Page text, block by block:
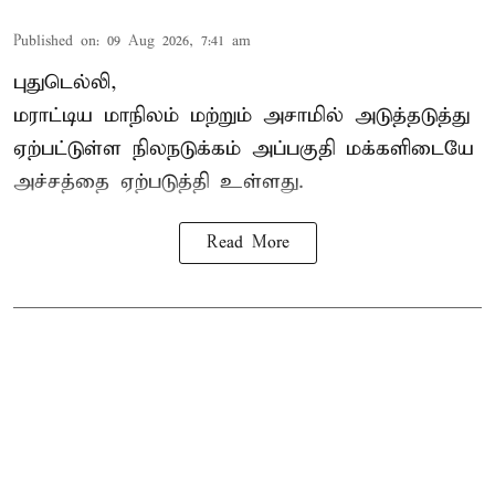
Published on: 09 Aug 2026, 7:41 am
புதுடெல்லி,
மராட்டிய மாநிலம் மற்றும் அசாமில் அடுத்தடுத்து
ஏற்பட்டுள்ள நிலநடுக்கம் அப்பகுதி மக்களிடையே
அச்சத்தை ஏற்படுத்தி உள்ளது.
Read More